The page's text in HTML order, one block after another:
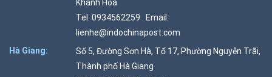
Khánh Hòa
Tel: 0934562259 . Email:
lienhe@indochinapost.com
Hà Giang:
Số 5, Đường Sơn Hà, Tổ 17, Phường Nguyễn Trãi,
Thành phố Hà Giang